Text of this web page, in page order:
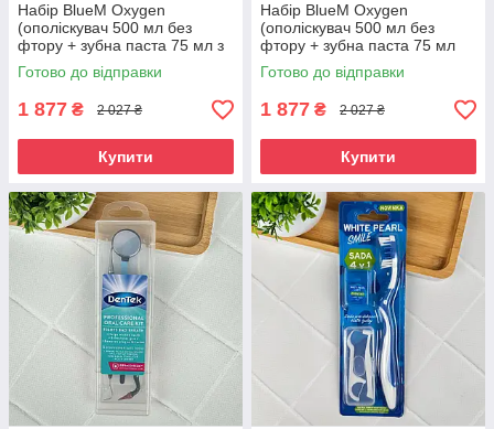
Набір BlueM Oxygen
(ополіскувач 500 мл без
фтору + зубна паста 75 мл з
фтором)
Готово до відправки
1 877 ₴ 2 027 ₴
Купити
Набір BlueM Oxygen
(ополіскувач 500 мл без
фтору + зубна паста 75 мл
без фтору)
Готово до відправки
1 877 ₴ 2 027 ₴
Купити